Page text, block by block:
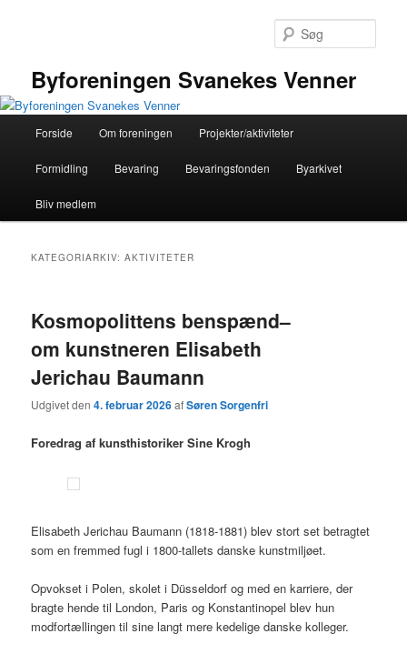
Byforeningen Svanekes Venner
Forside Om foreningen Projekter/aktiviteter
Formidling Bevaring Bevaringsfonden Byarkivet
Bliv medlem
KATEGORIARKIV:AKTIVITETER
Kosmopolittens benspænd–
om kunstneren Elisabeth
Jerichau Baumann
Udgivet den4. februar 2026afSøren Sorgenfri
Foredrag af kunsthistoriker Sine Krogh
Elisabeth Jerichau Baumann (1818-1881) blev stort set betragtet
som en fremmed fugl i 1800-tallets danske kunstmiljøet.
Opvokset i Polen, skolet i Düsseldorf og med en karriere, der
bragte hende til London, Paris og Konstantinopel blev hun
modfortællingen til sine langt mere kedelige danske kolleger.